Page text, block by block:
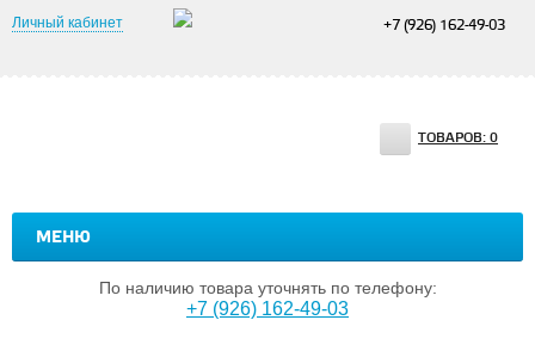
Личный кабинет +7 (926) 162-49-03
МЕНЮ
ТОВАРОВ: 0
По наличию товара уточнять по телефону:
+7 (926) 162-49-03